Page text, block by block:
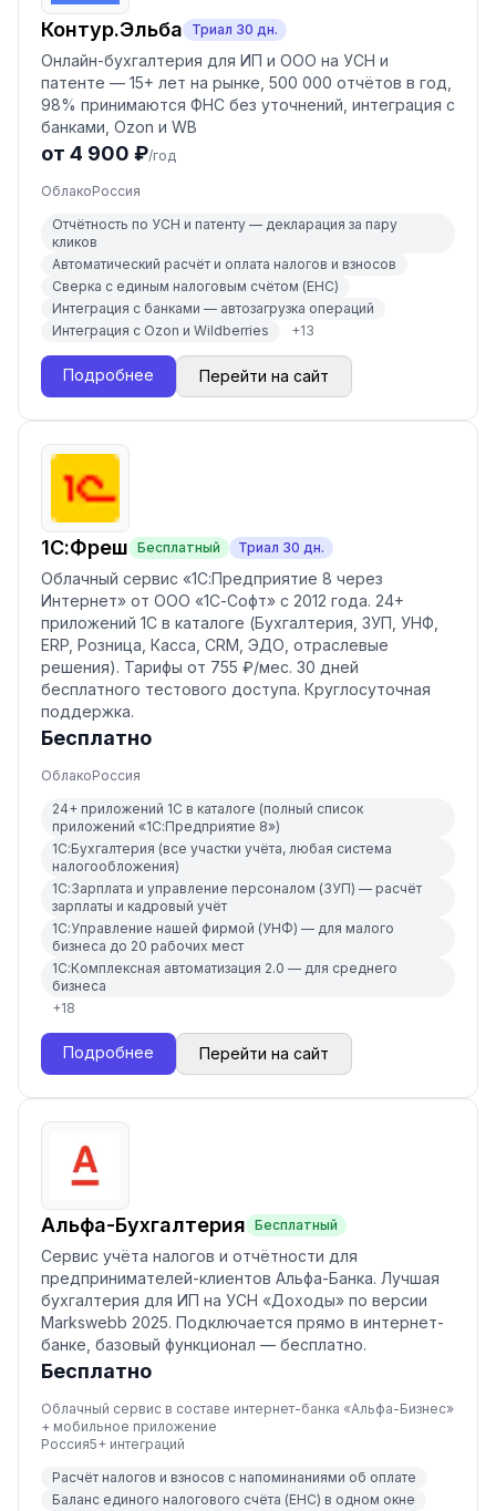
Контур.Эльба Триал 30 дн.
Онлайн-бухгалтерия для ИП и ООО на УСН и
патенте — 15+ лет на рынке, 500 000 отчётов в год,
98% принимаются ФНС без уточнений, интеграция с
банками, Ozon и WB
от 4 900 ₽/год
ОблакоРоссия
Отчётность по УСН и патенту — декларация за пару
кликов
Автоматический расчёт и оплата налогов и взносов
Сверка с единым налоговым счётом (ЕНС)
Интеграция с банками — автозагрузка операций
Интеграция с Ozon и Wildberries
+13
Подробнее Перейти на сайт
1С:Фреш Бесплатный Триал 30 дн.
Облачный сервис «1С:Предприятие 8 через
Интернет» от ООО «1С-Софт» с 2012 года. 24+
приложений 1С в каталоге (Бухгалтерия, ЗУП, УНФ,
ERP, Розница, Касса, CRM, ЭДО, отраслевые
решения). Тарифы от 755 ₽/мес. 30 дней
бесплатного тестового доступа. Круглосуточная
поддержка.
Бесплатно
ОблакоРоссия
24+ приложений 1С в каталоге (полный список
приложений «1С:Предприятие 8»)
1С:Бухгалтерия (все участки учёта, любая система
налогообложения)
1С:Зарплата и управление персоналом (ЗУП) — расчёт
зарплаты и кадровый учёт
1С:Управление нашей фирмой (УНФ) — для малого
бизнеса до 20 рабочих мест
1С:Комплексная автоматизация 2.0 — для среднего
бизнеса
+18
Подробнее Перейти на сайт
Альфа-Бухгалтерия Бесплатный
Сервис учёта налогов и отчётности для
предпринимателей-клиентов Альфа-Банка. Лучшая
бухгалтерия для ИП на УСН «Доходы» по версии
Markswebb 2025. Подключается прямо в интернет-
банке, базовый функционал — бесплатно.
Бесплатно
Облачный сервис в составе интернет-банка «Альфа-Бизнес»
+ мобильное приложение
Россия5+ интеграций
Расчёт налогов и взносов с напоминаниями об оплате
Баланс единого налогового счёта (ЕНС) в одном окне